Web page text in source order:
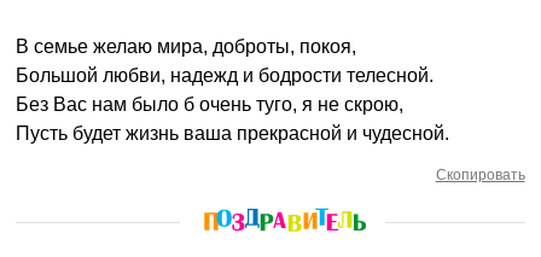
В семье желаю мира, доброты, покоя,
Большой любви, надежд и бодрости телесной.
Без Вас нам было б очень туго, я не скрою,
Пусть будет жизнь ваша прекрасной и чудесной.
Скопировать